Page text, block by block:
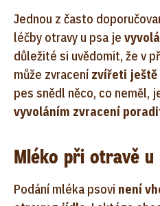
Jednou z často
léčby otravy u psa je
důležité si uvědomit, že v
může zvracení zvířeti
pes snědl něco, co neměl,
vyvoláním zvracení
Mléko při otravě u
Podání mléka psovi není